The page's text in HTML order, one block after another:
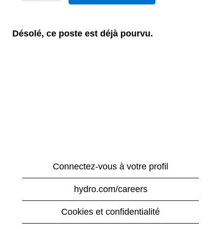
Désolé, ce poste est déjà pourvu.
Connectez-vous à votre profil
hydro.com/careers
Cookies et confidentialité